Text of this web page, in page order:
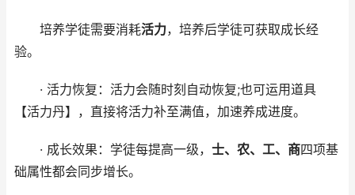
培养学徒需要消耗活力，培养后学徒可获取成长经
验。
· 活力恢复：活力会随时刻自动恢复;也可运用道具
【活力丹】，直接将活力补至满值，加速养成进度。
· 成长效果：学徒每提高一级， 士、农、工、商四项基
础属性都会同步增长。